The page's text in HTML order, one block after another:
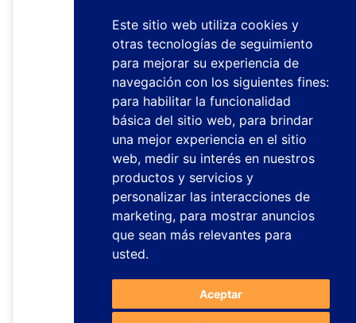
Este sitio web utiliza cookies y
otras tecnologías de seguimiento
para mejorar su experiencia de
navegación con los siguientes fines:
para habilitar la funcionalidad
básica del sitio web, para brindar
una mejor experiencia en el sitio
web, medir su interés en nuestros
productos y servicios y
personalizar las interacciones de
marketing, para mostrar anuncios
que sean más relevantes para
usted.
Aceptar